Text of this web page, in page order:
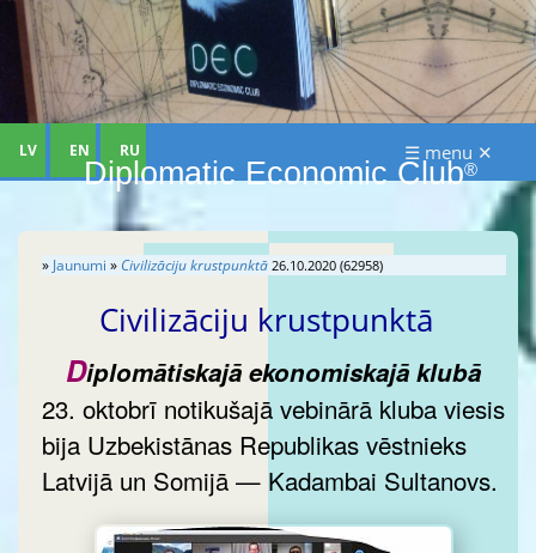
Diplomatic Economic Club®
LV EN RU ☰ menu ✕
» Jaunumi » Civilizāciju krustpunktā 26.10.2020 (62958)
Civilizāciju krustpunktā
Diplomātiskajā ekonomiskajā klubā
23. oktobrī notikušajā vebinārā kluba viesis
bija Uzbekistānas Republikas vēstnieks
Latvijā un Somijā — Kadambai Sultanovs.